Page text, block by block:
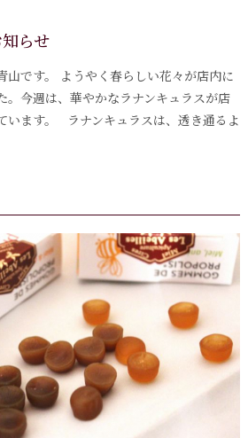
らせ
です。 ようやく春らしい花々が店内に
。今週は、華やかなラナンキュラスが店
います。 ラナンキュラスは、透き通るよ